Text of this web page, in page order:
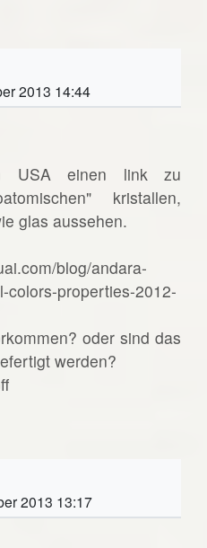
2013 14:44
USA einen link zu
kristallen,
glas aussehen.
blog/andara-
colors-properties-2012-
oder sind das
werden?
2013 13:17